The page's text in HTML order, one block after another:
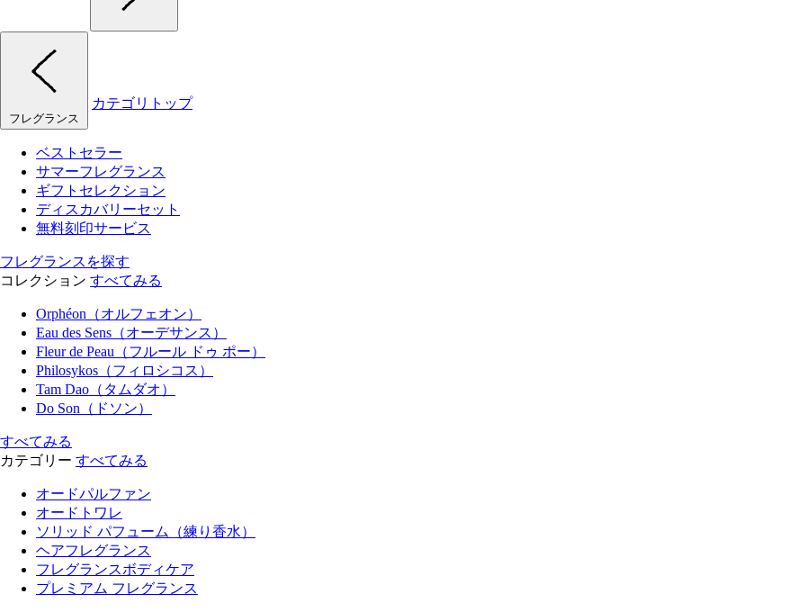
フレグランス
カテゴリトップ
ベストセラー
サマーフレグランス
ギフトセレクション
ディスカバリーセット
無料刻印サービス
フレグランスを探す
コレクション すべてみる
Orphéon（オルフェオン）
Eau des Sens（オーデサンス）
Fleur de Peau（フルール ドゥ ポー）
Philosykos（フィロシコス）
Tam Dao（タムダオ）
Do Son（ドソン）
すべてみる
カテゴリー すべてみる
オードパルファン
オードトワレ
ソリッド パフューム（練り香水）
ヘアフレグランス
フレグランスボディケア
プレミアム フレグランス